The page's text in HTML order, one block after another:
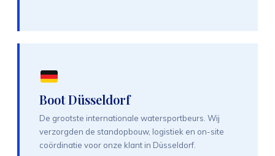
Boot Düsseldorf
De grootste internationale watersportbeurs. Wij
verzorgden de standopbouw, logistiek en on-site
coördinatie voor onze klant in Düsseldorf.